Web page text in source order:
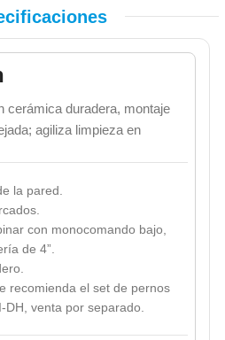
cerámica duradera, montaje
agiliza limpieza en
la pared.
con monocomando bajo,
de 4”.
recomienda el set de pernos
DH, venta por separado.